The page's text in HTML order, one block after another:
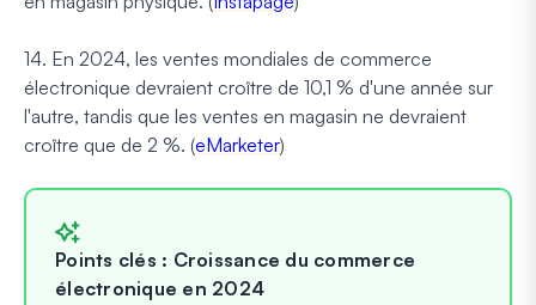
14. En 2024, les ventes mondiales de commerce
électronique devraient croître de 10,1 % d'une année sur
l'autre, tandis que les ventes en magasin ne devraient
croître que de 2 %. (eMarketer)
Points clés : Croissance du commerce
électronique en 2024